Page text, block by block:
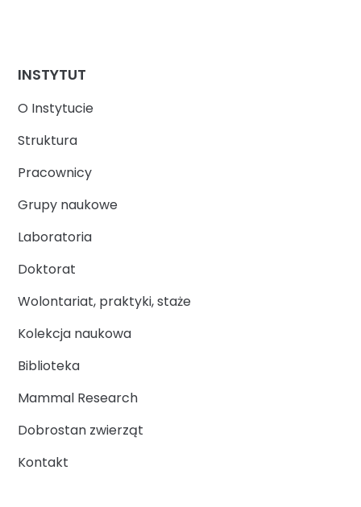
INSTYTUT
O Instytucie
Struktura
Pracownicy
Grupy naukowe
Laboratoria
Doktorat
Wolontariat, praktyki, staże
Kolekcja naukowa
Biblioteka
Mammal Research
Dobrostan zwierząt
Kontakt